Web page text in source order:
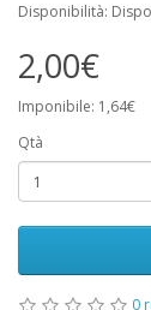
Disponibilità:
2,00€
Imponibile: 1,64€
Qtà
0